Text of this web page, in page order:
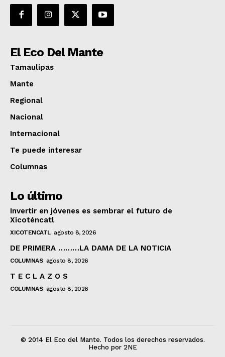
El Eco Del Mante
Tamaulipas
Mante
Regional
Nacional
Internacional
Te puede interesar
Columnas
Lo último
Invertir en jóvenes es sembrar el futuro de
Xicoténcatl
XICOTENCATL agosto 8, 2026
DE PRIMERA ………LA DAMA DE LA NOTICIA
COLUMNAS agosto 8, 2026
T E C L A Z O S
COLUMNAS agosto 8, 2026
© 2014 El Eco del Mante. Todos los derechos reservados.
Hecho por 2NE